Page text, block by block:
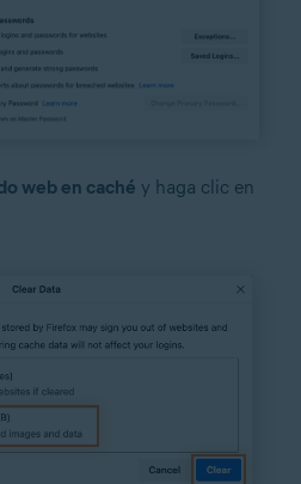
web en caché y haga clic en